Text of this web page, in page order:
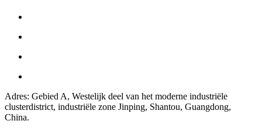
Adres: Gebied A, Westelijk deel van het moderne industriële
clusterdistrict, industriële zone Jinping, Shantou, Guangdong,
China.